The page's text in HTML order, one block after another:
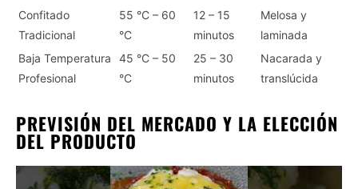
Confitado
Tradicional
55 °C – 60
°C
12 – 15
minutos
Melosa y
laminada
Baja Temperatura
Profesional
45 °C – 50
°C
25 – 30
minutos
Nacarada y
translúcida
PREVISIÓN DEL MERCADO Y LA ELECCIÓN
DEL PRODUCTO